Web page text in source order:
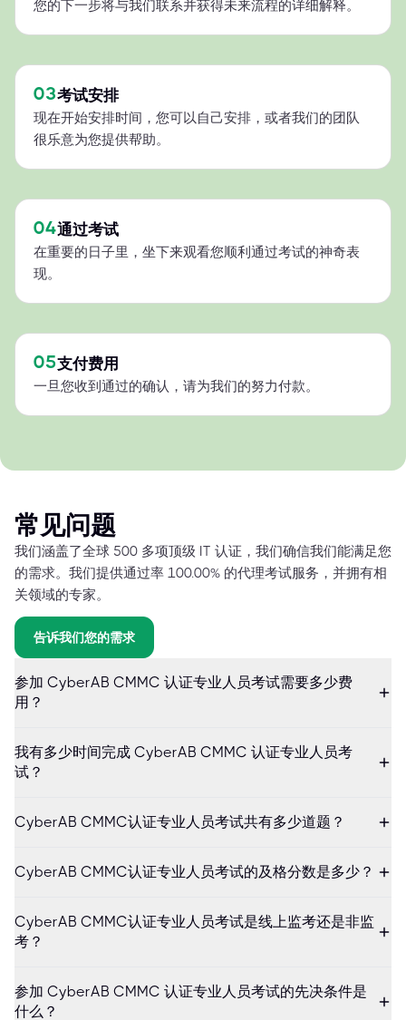
您的下一步将与我们联系并获得未来流程的详细解释。
03考试安排
现在开始安排时间，您可以自己安排，或者我们的团队
很乐意为您提供帮助。
04通过考试
在重要的日子里，坐下来观看您顺利通过考试的神奇表
现。
05支付费用
一旦您收到通过的确认，请为我们的努力付款。
常见问题
我们涵盖了全球 500 多项顶级 IT 认证，我们确信我们能满足您
的需求。我们提供通过率 100.00% 的代理考试服务，并拥有相
关领域的专家。
告诉我们您的需求
参加 CyberAB CMMC 认证专业人员考试需要多少费
用？
我有多少时间完成 CyberAB CMMC 认证专业人员考
试？
CyberAB CMMC认证专业人员考试共有多少道题？
CyberAB CMMC认证专业人员考试的及格分数是多少？
CyberAB CMMC认证专业人员考试是线上监考还是非监
考？
参加 CyberAB CMMC 认证专业人员考试的先决条件是
什么？